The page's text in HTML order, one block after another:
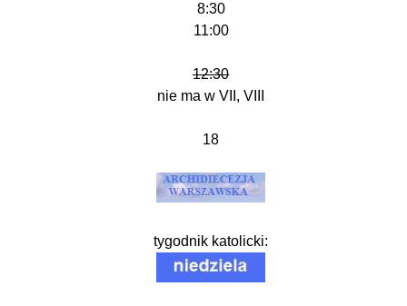
8:30
11:00
12:30
nie ma w VII, VIII
18
tygodnik katolicki: